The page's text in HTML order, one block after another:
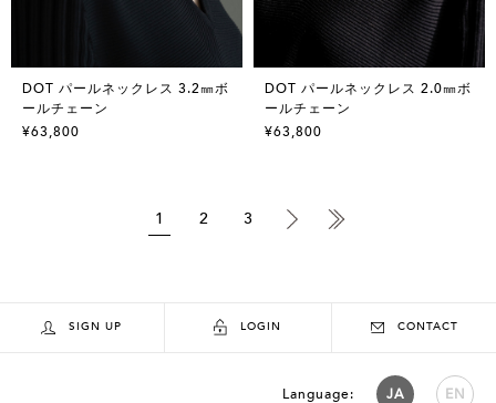
DOT パールネックレス 3.2㎜ボ
ールチェーン
¥63,800
DOT パールネックレス 2.0㎜ボ
ールチェーン
¥63,800
1 2 3
SIGN UP LOGIN CONTACT
Language: JA EN